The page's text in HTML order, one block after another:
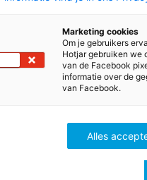
3-sterren Thema 2 dag
3-sterren Thema 2
1-2-sterren Thema 3
1-2-sterren Thema 3
1-2-sterren Thema
Marketing cookies
Om je gebruikers
Hotjar gebruiken we
van de Facebook
informatie over de
van Facebook.
Alles